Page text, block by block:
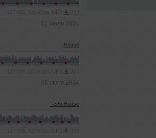
01 июля 2024
House
06 июня 2024
Tech House